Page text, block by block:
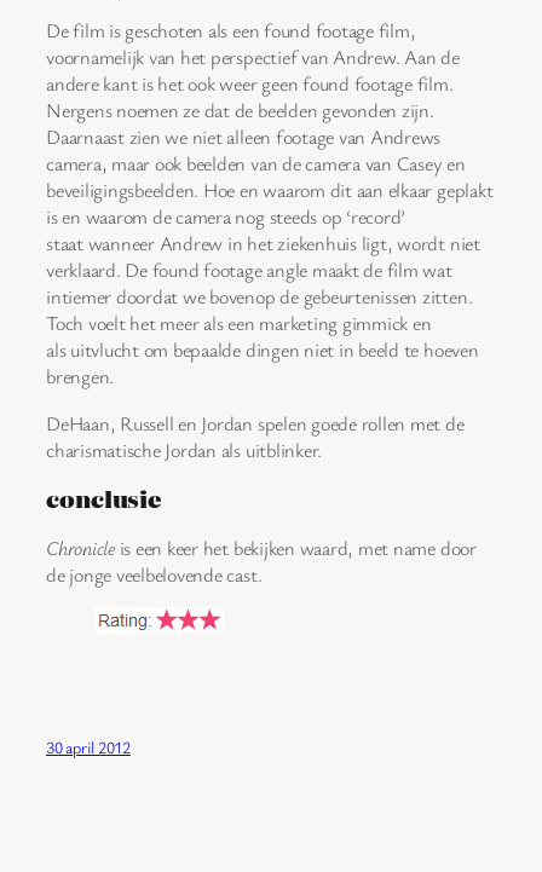
De film is geschoten als een found footage film,
voornamelijk van het perspectief van Andrew. Aan de
andere kant is het ook weer geen found footage film.
Nergens noemen ze dat de beelden gevonden zijn.
Daarnaast zien we niet alleen footage van Andrews
camera, maar ook beelden van de camera van Casey en
beveiligingsbeelden. Hoe en waarom dit aan elkaar geplakt
is en waarom de camera nog steeds op ‘record’
staat wanneer Andrew in het ziekenhuis ligt, wordt niet
verklaard. De found footage angle maakt de film wat
intiemer doordat we bovenop de gebeurtenissen zitten.
Toch voelt het meer als een marketing gimmick en
als uitvlucht om bepaalde dingen niet in beeld te hoeven
brengen.
DeHaan, Russell en Jordan spelen goede rollen met de
charismatische Jordan als uitblinker.
conclusie
Chronicleis een keer het bekijken waard, met name door
de jonge veelbelovende cast.
30 april 2012